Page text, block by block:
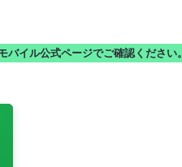
イル公式ページでご確認ください。